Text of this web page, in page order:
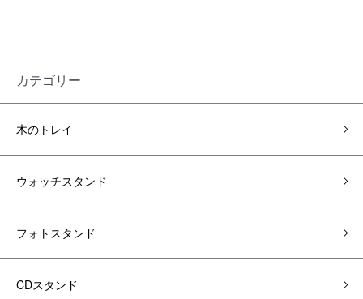
カテゴリー
木のトレイ
ウォッチスタンド
フォトスタンド
CDスタンド